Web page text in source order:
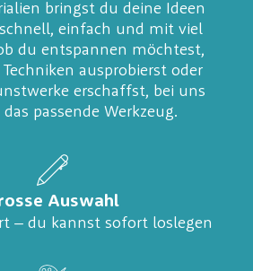
bringst du deine Ideen
einfach und mit viel
du entspannen möchtest,
ausprobierst oder
erschaffst, bei uns
passende Werkzeug.
Auswahl
– du kannst sofort loslegen